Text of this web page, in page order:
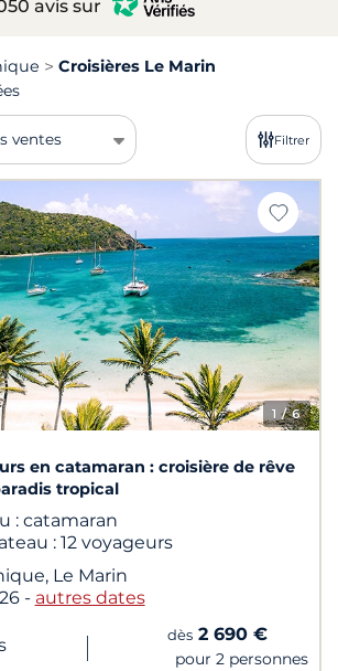
avis sur
Croisières Le Marin
ventes Filtrer
1 / 6
en catamaran : croisière de rêve
tropical
: catamaran
: 12 voyageurs
Le Marin
- autres dates
| dès 2 690 €
pour 2 personnes